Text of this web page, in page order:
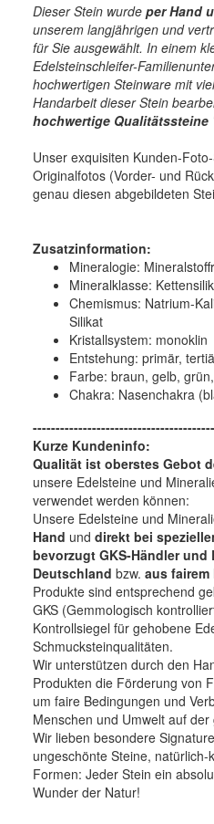
Dieser Stein wurde per Hand
unserem langjährigen und
für Sie ausgewählt. In einem
Edelsteinschleifer-
hochwertigen Steinware mit
Handarbeit dieser Stein
hochwertige Qualitätssteine
Unser exquisiten Kunden-
Originalfotos (Vorder- und
genau diesen abgebildeten
Zusatzinformation:
Mineralogie:
Mineralklasse:
Chemismus: Natrium-
Silikat
Kristallsystem: monoklin
Entstehung: primär,
Farbe: braun, gelb,
Chakra: Nasenchakra
Kurze Kundeninfo:
Qualität ist oberstes Gebot
unsere Edelsteine und
verwendet werden können:
Unsere Edelsteine und
Hand und direkt bei
bevorzugt GKS-Händler
Deutschland bzw. aus fairem
Produkte sind entsprechend
GKS (Gemmologisch
Kontrollsiegel für gehobene
Schmucksteinqualitäten.
Wir unterstützen durch den
Produkten die Förderung von
um faire Bedingungen und
Menschen und Umwelt auf
Wir lieben besondere
ungeschönte Steine,
Formen: Jeder Stein ein
Wunder der Natur!